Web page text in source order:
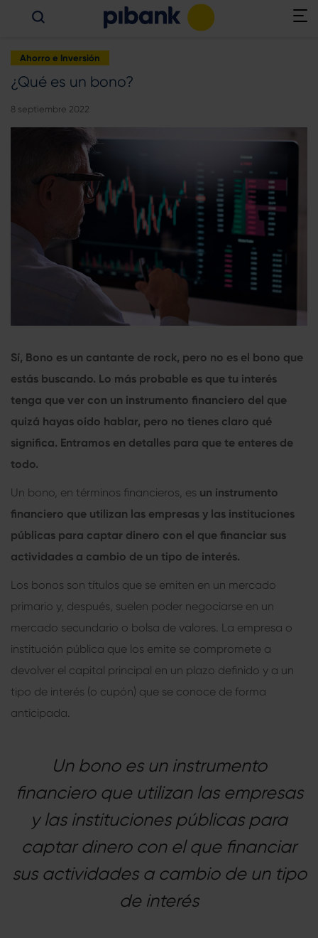
Ahorro e Inversión
¿Qué es un bono?
8 septiembre 2022
Sí, Bono es un cantante de rock, pero no es el bono que
estás buscando. Lo más probable es que tu interés
tenga que ver con un instrumento financiero del que
quizá hayas oído hablar, pero no tienes claro qué
significa. Entramos en detalles para que te enteres de
todo.
Un bono, en términos financieros, es un instrumento
financiero que utilizan las empresas y las instituciones
públicas para captar dinero con el que financiar sus
actividades a cambio de un tipo de interés.
Los bonos son títulos que se emiten en un mercado
primario y, después, suelen poder negociarse en un
mercado secundario o bolsa de valores. La empresa o
institución pública que los emite se compromete a
devolver el capital principal en un plazo definido y a un
tipo de interés (o cupón) que se conoce de forma
anticipada.
Un bono es un instrumento
financiero que utilizan las empresas
y las instituciones públicas para
captar dinero con el que financiar
sus actividades a cambio de un tipo
de interés